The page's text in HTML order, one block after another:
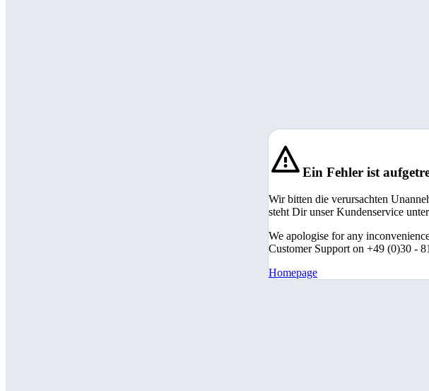
Ein Fehler ist
Wir bitten die verursachten
steht Dir unser Kundenservice
We apologise for any
Customer Support on +49 (0)30 -
Homepage